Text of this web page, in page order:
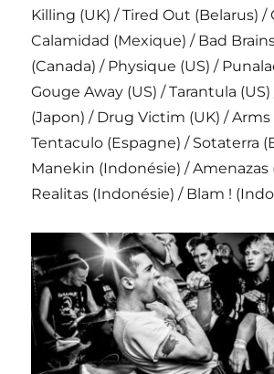
Killing (UK) / Tired Out (Belarus) /
Calamidad (Mexique) / Bad
(Canada) / Physique (US) /
Gouge Away (US) / Tarantula
(Japon) / Drug Victim (UK) / Arms
Tentaculo (Espagne) / Sotaterra
Manekin (Indonésie) / Amenazas
Realitas (Indonésie) / Blam !